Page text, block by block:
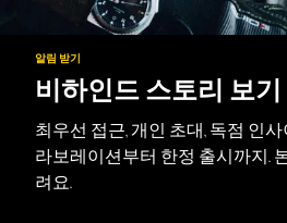
알림 받기
비하인드 스토리 보기
최우선 접근, 개인 초대, 독점 인
라보레이션부터 한정 출시까지.
려요.